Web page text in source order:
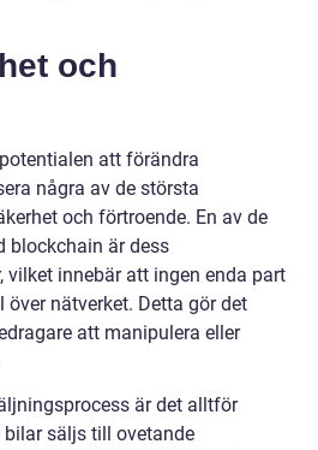
och
att förändra
några av de största
och förtroende. En av de
blockchain är dess
vilket innebär att ingen enda part
nätverket. Detta gör det
att manipulera eller
är det alltför
säljs till ovetande